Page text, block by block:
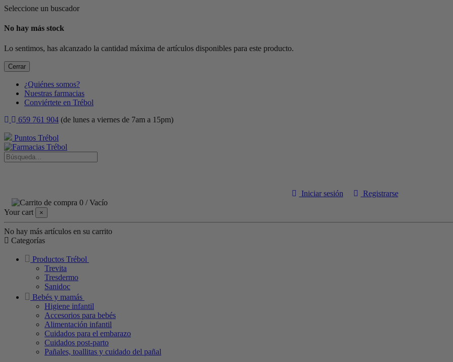
Seleccione un buscador
No hay más stock
Lo sentimos, has alcanzado la cantidad máxima de artículos disponibles para este producto.
Cerrar
¿Quiénes somos?
Nuestras farmacias
Conviértete en Trébol
659 761 904 (de lunes a viernes de 7am a 15pm)
Puntos Trébol
Iniciar sesión
Registrarse
0 /Vacío
Your cart
×
No hay más artículos en su carrito
Categorías
Productos Trébol
Trevita
Tresdermo
Sanidoc
Bebés y mamás
Higiene infantil
Accesorios para bebés
Alimentación infantil
Cuidados para el embarazo
Cuidados post-parto
Pañales, toallitas y cuidado del pañal